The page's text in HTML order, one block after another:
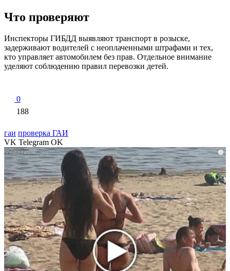
Что проверяют
Инспекторы ГИБДД выявляют транспорт в розыске,
задерживают водителей с неоплаченными штрафами и тех,
кто управляет автомобилем без прав. Отдельное внимание
уделяют соблюдению правил перевозки детей.
0
188
гаи проверка ГАИ
VK Telegram OK
i